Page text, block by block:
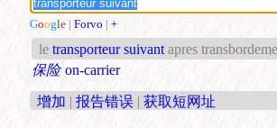
Google | Forvo | +
le transporteur suivantapres
保险 on-carrier
增加 | 报告错误 | 获取短网址